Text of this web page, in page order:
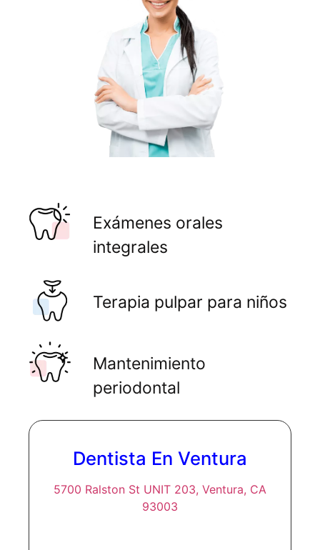
Exámenes orales
integrales
Terapia pulpar para niños
Mantenimiento
periodontal
Dentista En Ventura
5700 Ralston St UNIT 203, Ventura, CA
93003